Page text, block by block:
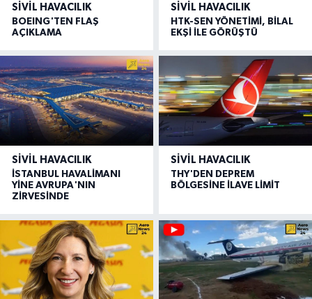
SIVIL HAVACILIK
BOEING'TEN FLAŞ
AÇIKLAMA
SIVIL HAVACILIK
HTK-SEN YÖNETİMİ, BİLAL
EKŞİ İLE GÖRÜŞTÜ
SIVIL HAVACILIK
İSTANBUL HAVALİMANI
YİNE AVRUPA'NIN
ZİRVESİNDE
SIVIL HAVACILIK
THY'DEN DEPREM
BÖLGESİNE İLAVE LİMİT